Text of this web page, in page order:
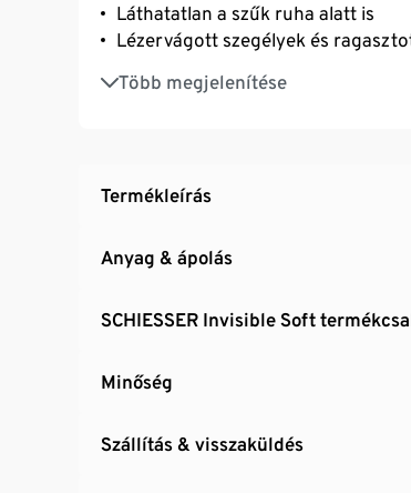
Láthatatlan a szűk ruha alatt is
Lézervágott szegélyek és
Több megjelenítése
A bolyhozott szegélyeknek
Nagyon puha, rugalmas
Termékleírás
Anyag & ápolás
SCHIESSER Invisible Soft
Minőség
Szállítás & visszaküldés